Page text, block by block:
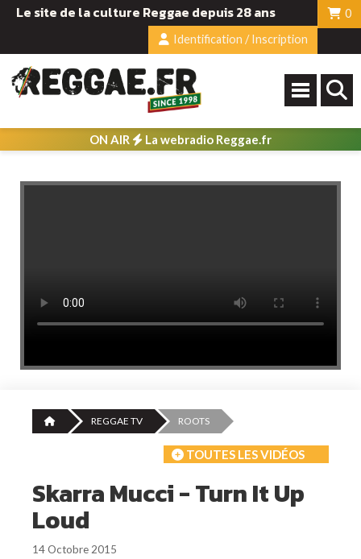
Le site de la culture Reggae depuis 28 ans
0
Identification / Inscription
ON AIR La webradio Reggae.fr
REGGAE TV ROOTS
TOUTES LES VIDÉOS
Skarra Mucci - Turn It Up
Loud
14 Octobre 2015